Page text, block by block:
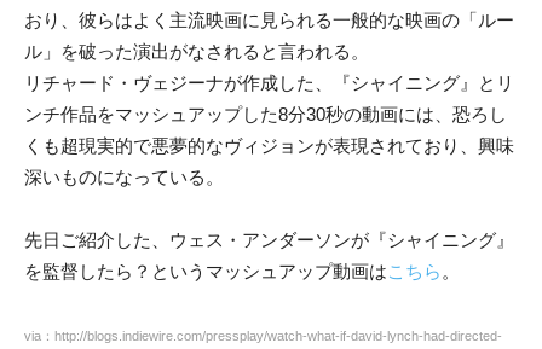
おり、彼らはよく主流映画に見られる一般的な映画の「ルー
ル」を破った演出がなされると言われる。
リチャード・ヴェジーナが作成した、『シャイニング』とリ
ンチ作品をマッシュアップした8分30秒の動画には、恐ろし
くも超現実的で悪夢的なヴィジョンが表現されており、興味
深いものになっている。
先日ご紹介した、ウェス・アンダーソンが『シャイニング』
を監督したら？というマッシュアップ動画はこちら 。
via：http://blogs.indiewire.com/pressplay/watch-what-if-david-lynch-had-directed-